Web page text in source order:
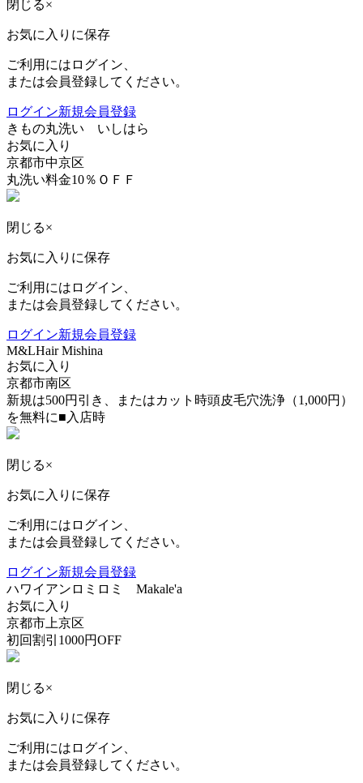
閉じる×
お気に入りに保存
ご利用にはログイン、
または会員登録してください。
ログイン新規会員登録
きもの丸洗い いしはら
お気に入り
京都市中京区
丸洗い料金10％ＯＦＦ
閉じる×
お気に入りに保存
ご利用にはログイン、
または会員登録してください。
ログイン新規会員登録
M&LHair Mishina
お気に入り
京都市南区
新規は500円引き、またはカット時頭皮毛穴洗浄（1,000円）
を無料に■入店時
閉じる×
お気に入りに保存
ご利用にはログイン、
または会員登録してください。
ログイン新規会員登録
ハワイアンロミロミ Makale'a
お気に入り
京都市上京区
初回割引1000円OFF
閉じる×
お気に入りに保存
ご利用にはログイン、
または会員登録してください。